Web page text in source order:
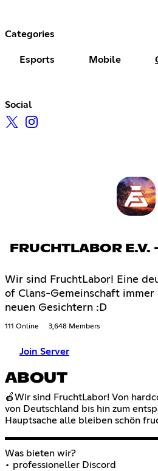
Categories
Esports Mobile
Social
FRUCHTLABOR E.V.
Wir sind FruchtLabor! Eine
of Clans-Gemeinschaft immer
neuen Gesichtern :D
111 Online 3,648 Members
Join Server
ABOUT
🍎Wir sind FruchtLabor! Von
von Deutschland bis hin zum
Hauptsache alle bleiben schön
Was bieten wir?
• professioneller Discord